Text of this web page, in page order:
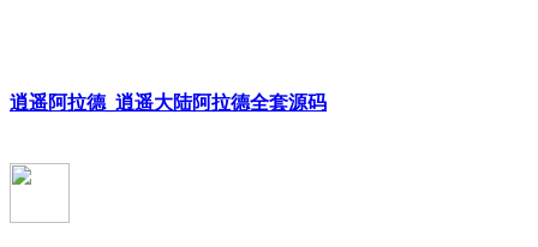
逍遥阿拉德_逍遥大陆阿拉德全套源码